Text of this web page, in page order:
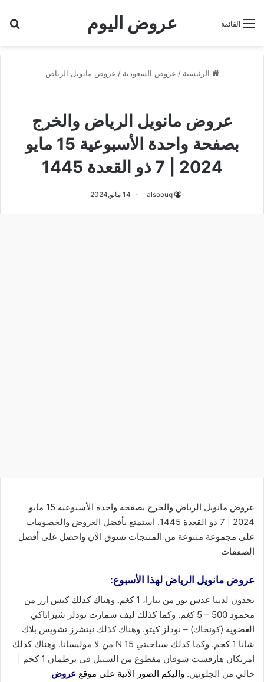
عروض اليوم القائمة
الرئيسية / عروض السعودية / عروض مانويل الرياض
عروض مانويل الرياض والخرج
بصفحة واحدة الأسبوعية 15 مايو
2024 | 7 ذو القعدة 1445
alsoouq 14 مايو,2024
عروض مانويل الرياض والخرج بصفحة واحدة الأسبوعية 15 مايو
2024 | 7 ذو القعدة 1445. استمتع بأفضل العروض والخصومات
على مجموعة متنوعة من المنتجات تسوق الآن واحصل على أفضل
الصفقات
عروض مانويل الرياض لهذا الأسبوع:
تجدون لدينا عدس تور من بيارا، 1 كغم. وهناك كذلك كيس ارز من
محمود 500 – 5 كغم. وكما كذلك ليف سمارت نودلز شيراتاكي
العضوية (كونجاك) – نودلز كيتو. وهناك كذلك نيتشرز تشويس بلاك
شانا 1 كجم. وكما كذلك سباجيتي N 15 من لا موليسانا. وهناك كذلك
امريكان هارفست شوفان مقطوع من الستيل في برطمان 1 كجم |
خالي من الجلوتين. وإليكم الصور الآتية على موقع عروض